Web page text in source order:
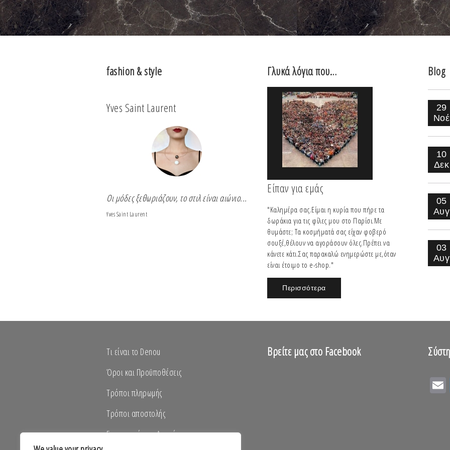
fashion & style
Yves Saint Laurent
Οι μόδες ξεθωριάζουν, το στιλ είναι αιώνιο...
Yves Saint Laurent
Coco Chanel
Για να είσαι αναντικατάστατη πρέπει πάντα
να είσαι διαφορετική
Coco Chanel
Το στυλ δεν έχει
Γλυκά λόγια που…
Είπαν για εμάς
"Καλημέρα σας.Είμαι η κυρία που πήρε τα
δωράκια για τις φίλες μου στο Παρίσι.Με
θυμάστε; Τα κοσμήματά σας είχαν φοβερό
σουξέ,θέλουν να αγοράσουν όλες.Πρέπει να
κάνετε κάτι.Σας παρακαλώ ενημερώστε με,όταν
είναι έτοιμο το e-shop."
Περισσότερα
Blog
29
Νοέ
10
Δεκ
05
Αυγ
03
Αυγ
Τι είναι το Denou
Όροι και Προϋποθέσεις
Τρόποι πληρωμής
Τρόποι αποστολής
Επιστροφές και Ακυρώσεις
Βρείτε μας στο Facebook